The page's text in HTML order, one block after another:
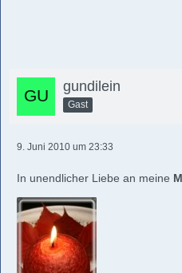
gundilein
Gast
9. Juni 2010 um 23:33
In unendlicher Liebe an meine